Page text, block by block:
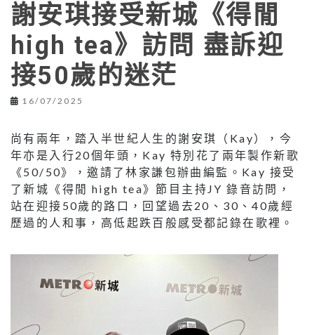
謝安琪接受新城《得閒
high tea》訪問 盡訴迎
接50歲的迷茫
16/07/2025
尚有兩年，踏入半世紀人生的謝安琪（Kay），今
年亦是入行20個年頭，Kay 特別花了兩年製作新歌
《50/50》，邀請了林家謙包辦曲編監。Kay 接受
了新城《得閒 high tea》節目主持JY 錄音訪問，
站在迎接50歲的路口，回望過去20、30、40歲經
歷過的人和事，高低起跌百般感受都記錄在歌裡。